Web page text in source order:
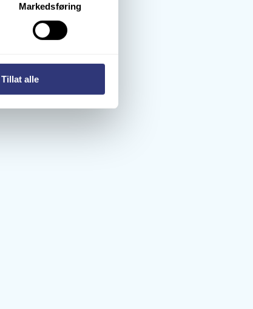
Markedsføring
Tillat alle